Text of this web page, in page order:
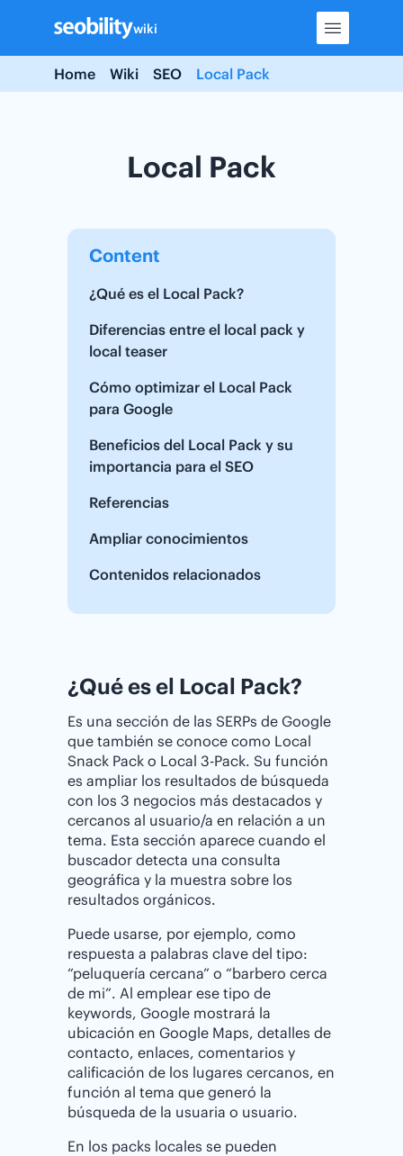
content
wiki
Home Wiki SEO Local Pack
Local Pack
Content
¿Qué es el Local Pack?
Diferencias entre el local pack y
local teaser
Cómo optimizar el Local Pack
para Google
Beneficios del Local Pack y su
importancia para el SEO
Referencias
Ampliar conocimientos
Contenidos relacionados
¿Qué es el Local Pack?
Es una sección de las SERPs de Google
que también se conoce como Local
Snack Pack o Local 3-Pack. Su función
es ampliar los resultados de búsqueda
con los 3 negocios más destacados y
cercanos al usuario/a en relación a un
tema. Esta sección aparece cuando el
buscador detecta una consulta
geográfica y la muestra sobre los
resultados orgánicos.
Puede usarse, por ejemplo, como
respuesta a palabras clave del tipo:
“peluquería cercana” o “barbero cerca
de mi”. Al emplear ese tipo de
keywords, Google mostrará la
ubicación en Google Maps, detalles de
contacto, enlaces, comentarios y
calificación de los lugares cercanos, en
función al tema que generó la
búsqueda de la usuaria o usuario.
En los packs locales se pueden